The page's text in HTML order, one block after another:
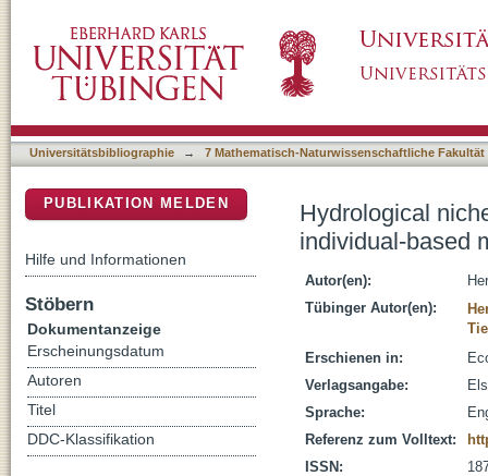
Universitätsbibliographie → 7 Mathematisch-Naturwissenschaftliche Fakultät
Hydrological
individual-based
Autor(en):
Tübinger Autor(en):
Erschienen in:
Verlagsangabe:
Sprache:
Referenz zum Volltext:
ISSN:
PUBLIKATION MELDEN
Hilfe und Informationen
Stöbern
Dokumentanzeige
Erscheinungsdatum
Autoren
Titel
DDC-Klassifikation